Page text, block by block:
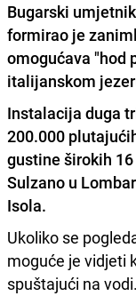
Bugarski
formirao je
omogućava "hod
italijanskom
Instalacija duga
200.000
gustine širokih
Sulzano u
Isola.
Ukoliko se
moguće je vidjeti
spuštajući na vodi.